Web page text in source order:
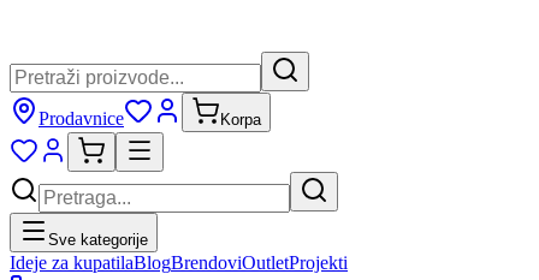
Prodavnice Korpa
Sve kategorije
Ideje za kupatilaBlogBrendoviOutletProjekti